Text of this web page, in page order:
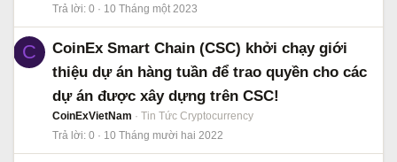
Trả lời 0 10 Tháng một 2023
C
CoinEx Smart Chain (CSC) khởi chạy giới
thiệu dự án hàng tuần để trao quyền cho các
dự án được xây dựng trên CSC!
CoinExVietNam
Tin Tức Cryptocurrency
Trả lời 0 10 Tháng mười hai 2022